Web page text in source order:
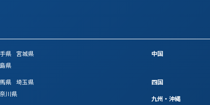
県
宮城県
県
県 埼玉県
川県
中国
四国
九州・沖縄